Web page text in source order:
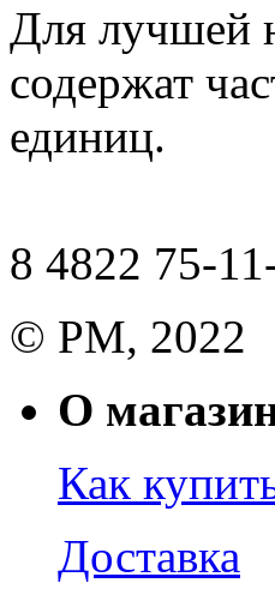
Для лучшей
содержат
единиц.
8 4822 75-
© РМ, 2022
О
Как
Доставка